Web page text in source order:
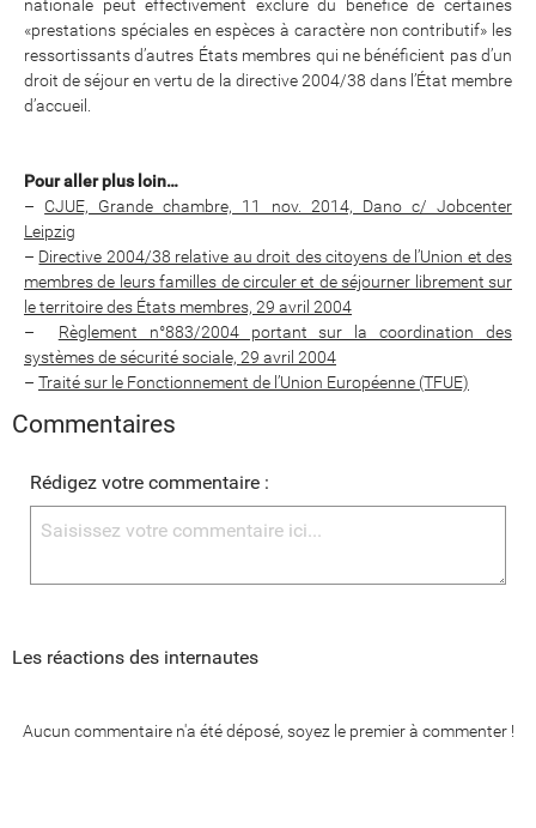
nationale peut effectivement exclure du bénéfice de certaines
«prestations spéciales en espèces à caractère non contributif» les
ressortissants d’autres États membres qui ne bénéficient pas d’un
droit de séjour en vertu de la directive 2004/38 dans l’État membre
d’accueil.
Pour aller plus loin…
– CJUE, Grande chambre, 11 nov. 2014, Dano c/ Jobcenter
Leipzig
– Directive 2004/38 relative au droit des citoyens de l’Union et des
membres de leurs familles de circuler et de séjourner librement sur
le territoire des États membres, 29 avril 2004
– Règlement n°883/2004 portant sur la coordination des
systèmes de sécurité sociale, 29 avril 2004
– Traité sur le Fonctionnement de l’Union Européenne (TFUE)
Commentaires
Rédigez votre commentaire :
Les réactions des internautes
Aucun commentaire n'a été déposé, soyez le premier à commenter !